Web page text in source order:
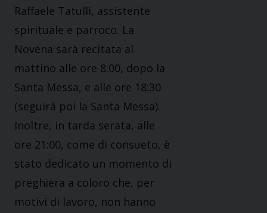
Raffaele Tatulli, assistente
spirituale e parroco. La
Novena sarà recitata al
mattino alle ore 8:00, dopo la
Santa Messa, e alle ore 18:30
(seguirà poi la Santa Messa).
Inoltre, in tarda serata, alle
ore 21:00, come di consueto, è
stato dedicato un momento di
preghiera a coloro che, per
motivi di lavoro, non hanno